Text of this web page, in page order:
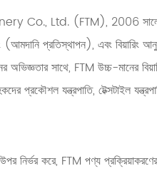
Ltd. (FTM), 2006 সালে
প্রতিস্থাপন), এবং বিয়ারিং
সাথে, FTM উচ্চ-মানের
প্রকৌশল যন্ত্রপাতি, টেক্সটাইল
নির্ভর করে, FTM পণ্য